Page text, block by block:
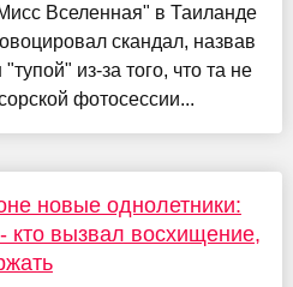
Вселенная" в Таиланде
скандал, назвав
из-за того, что та не
фотосессии...
новые однолетники:
кто вызвал восхищение,